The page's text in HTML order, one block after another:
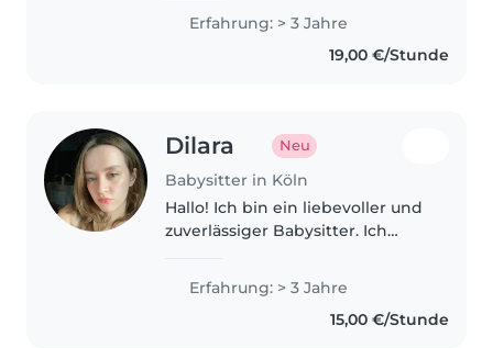
Fürsorge in meine Arbeit ein. Mit
mittlerweile 3 Jahren Erfahrung
betreue ich gerne Kinder im
Erfahrung: > 3 Jahre
19,00 €/Stunde
Dilara Neu
Babysitter in Köln
Hallo! Ich bin ein liebevoller und
zuverlässiger Babysitter. Ich
mir viel Freude, mit Kindern zu
spielen, gemeinsam zu..
Erfahrung: > 3 Jahre
15,00 €/Stunde